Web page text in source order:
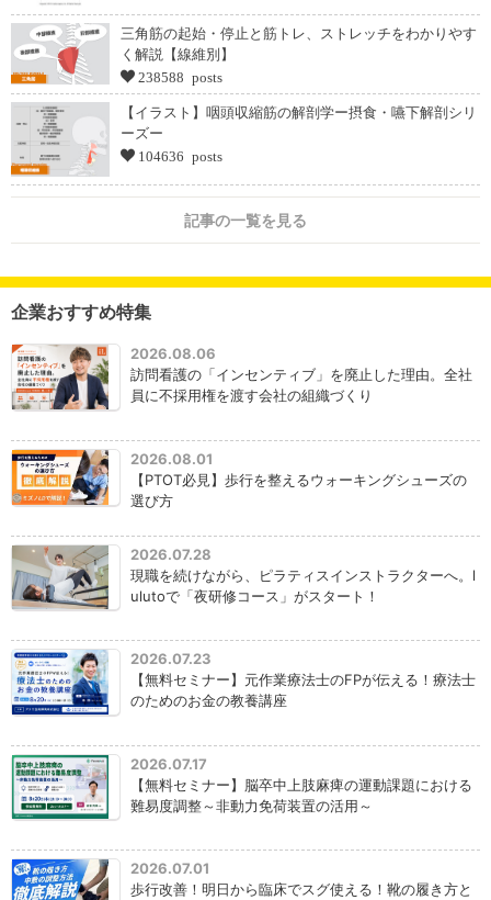
三角筋の起始・停止と筋トレ、ストレッチをわかりやす
く解説【線維別】
238588 posts
【イラスト】咽頭収縮筋の解剖学ー摂食・嚥下解剖シリ
ーズー
104636 posts
記事の一覧を見る
企業おすすめ特集
2026.08.06
訪問看護の「インセンティブ」を廃止した理由。全社
員に不採用権を渡す会社の組織づくり
2026.08.01
【PTOT必見】歩行を整えるウォーキングシューズの
選び方
2026.07.28
現職を続けながら、ピラティスインストラクターへ。l
ulutoで「夜研修コース」がスタート！
2026.07.23
【無料セミナー】元作業療法士のFPが伝える！療法士
のためのお金の教養講座
2026.07.17
【無料セミナー】脳卒中上肢麻痺の運動課題における
難易度調整～非動力免荷装置の活用～
2026.07.01
歩行改善！明日から臨床でスグ使える！靴の履き方と